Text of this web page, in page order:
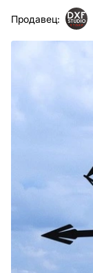
Продавец: